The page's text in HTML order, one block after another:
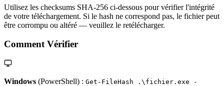
Utilisez les checksums SHA-256 ci-dessous pour vérifier l'intégrité
de votre téléchargement. Si le hash ne correspond pas, le fichier peut
être corrompu ou altéré — veuillez le retélécharger.
Comment Vérifier
Windows (PowerShell) : Get-FileHash .\fichier.exe -